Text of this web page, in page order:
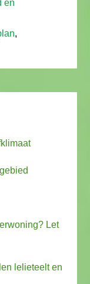
en
,
Let
lelieteelt en